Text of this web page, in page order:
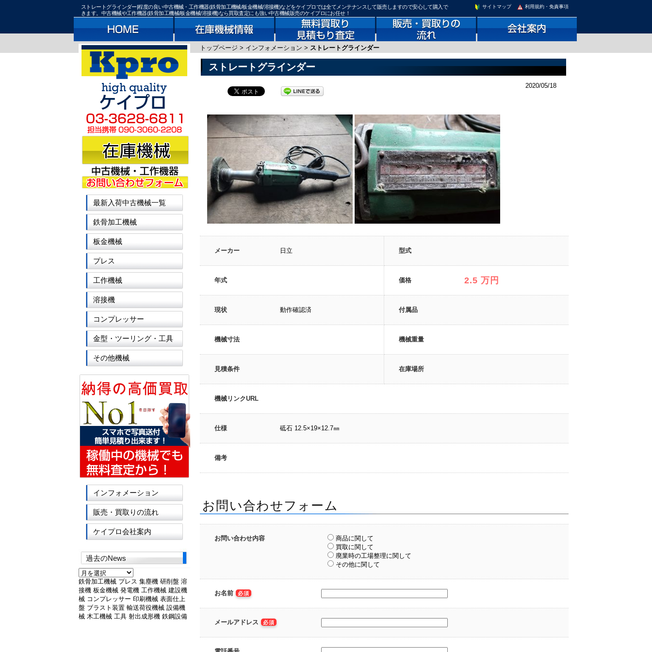
ストレートグラインダー|程度の良い中古機械・工作機器(鉄骨加工機械/板金機械/溶接機)などをケイプロでは全てメンテナンスして販売しますので安心して購入で
きます。中古機械や工作機器(鉄骨加工機械/板金機械/溶接機)なら買取査定にも強い中古機械販売のケイプロにお任せ！
利用規約・免責事項
サイトマップ
トップページ > インフォメーション > ストレートグラインダー
ストレートグラインダー
2020/05/18
メーカー 日立 型式
年式 価格 2.5 万円
現状 動作確認済 付属品
機械寸法 機械重量
見積条件 在庫場所
機械リンクURL
仕様 砥石 12.5×19×12.7㎜
備考
お問い合わせフォーム
お問い合わせ内容
商品に関して
買取に関して
廃業時の工場整理に関して
その他に関して
お名前 必須
メールアドレス 必須
最新入荷中古機械一覧
鉄骨加工機械
板金機械
プレス
工作機械
溶接機
コンプレッサー
金型・ツーリング・工具
その他機械
インフォメーション
販売・買取りの流れ
ケイプロ会社案内
過去のNews
過
去
の
News
鉄骨加工機械 プレス 集塵機 研削盤 溶
接機 板金機械 発電機 工作機械 建設機
械 コンプレッサー 印刷機械 表面仕上
盤 ブラスト装置 輸送荷役機械 設備機
械 木工機械 工具 射出成形機 鉄鋼設備